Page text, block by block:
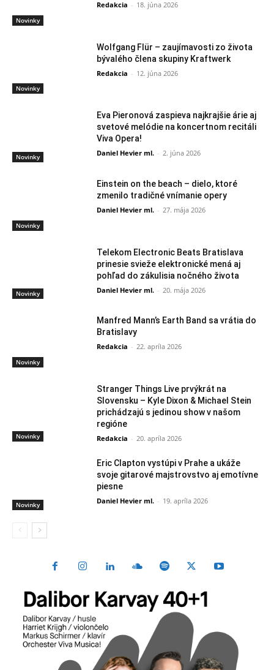
Novinky
Redakcia - 18. júna 2026
Novinky
Wolfgang Flür – zaujímavosti zo života
bývalého člena skupiny Kraftwerk
Redakcia - 12. júna 2026
Novinky
Eva Pieronová zaspieva najkrajšie árie aj
svetové melódie na koncertnom recitáli
Viva Opera!
Daniel Hevier ml. - 2. júna 2026
Novinky
Einstein on the beach – dielo, ktoré
zmenilo tradičné vnímanie opery
Daniel Hevier ml. - 27. mája 2026
Novinky
Telekom Electronic Beats Bratislava
prinesie svieže elektronické mená aj
pohľad do zákulisia nočného života
Daniel Hevier ml. - 20. mája 2026
Novinky
Manfred Mann’s Earth Band sa vrátia do
Bratislavy
Redakcia - 22. apríla 2026
Novinky
Stranger Things Live prvýkrát na
Slovensku – Kyle Dixon & Michael Stein
prichádzajú s jedinou show v našom
regióne
Redakcia - 20. apríla 2026
Novinky
Eric Clapton vystúpi v Prahe a ukáže
svoje gitarové majstrovstvo aj emotívne
piesne
Daniel Hevier ml. - 19. apríla 2026